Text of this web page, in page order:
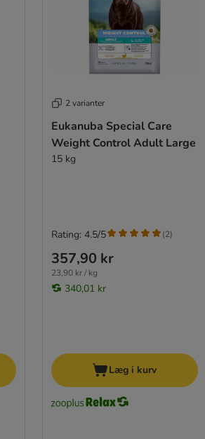
2 varianter
Eukanuba Special Care
Weight Control Adult Large
15 kg
357,90 kr
23,90 kr / kg
340,01 kr
Rating: 4.5/5 (2)
Læg i kurv